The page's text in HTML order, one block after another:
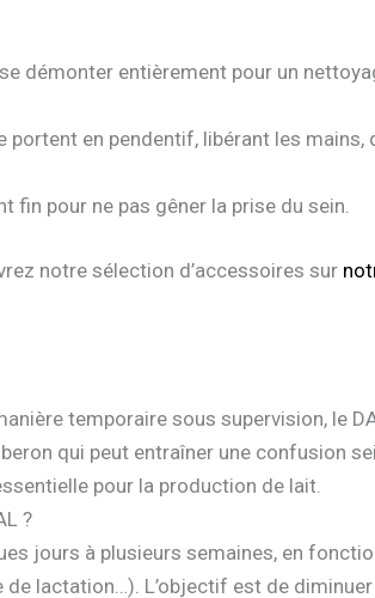
démonter entièrement pour un
portent en pendentif, libérant les mains,
fin pour ne pas gêner la prise du sein.
notre sélection d’accessoires sur
temporaire sous supervision, le
qui peut entraîner une confusion
pour la production de lait.
?
jours à plusieurs semaines, en
lactation…). L’objectif est de